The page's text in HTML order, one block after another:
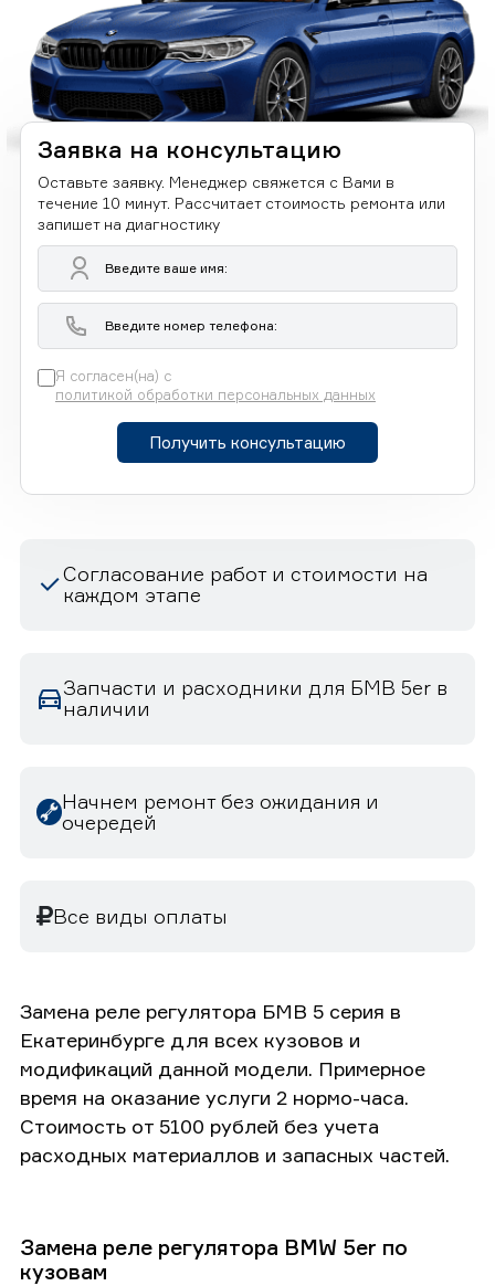
Заявка на консультацию
Оставьте заявку. Менеджер свяжется с Вами в
течение 10 минут. Рассчитает стоимость ремонта или
запишет на диагностику
Я согласен(на) с
политикой обработки персональных данных
Получить консультацию
Согласование работ и стоимости на
каждом этапе
Запчасти и расходники для БМВ 5er в
наличии
Начнем ремонт без ожидания и
очередей
Все виды оплаты
Замена реле регулятора БМВ 5 серия в
Екатеринбурге для всех кузовов и
модификаций данной модели. Примерное
время на оказание услуги 2 нормо-часа.
Стоимость от 5100 рублей без учета
расходных материаллов и запасных частей.
Замена реле регулятора BMW 5er по
кузовам